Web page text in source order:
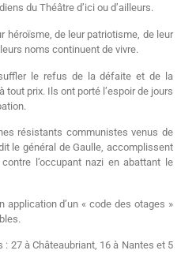
du Théâtre d’ici ou d’ailleurs.
héroïsme, de leur patriotisme, de leur
noms continuent de vivre.
le refus de la défaite et de la
prix. Ils ont porté l’espoir de jours
résistants communistes venus de
le général de Gaulle, accomplissent
l’occupant nazi en abattant le
application d’un « code des otages »
27 à Châteaubriant, 16 à Nantes et 5